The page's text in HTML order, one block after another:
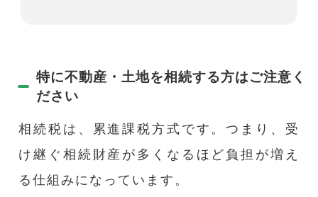
特に不動産・土地を相続する方はご注意く
ださい
相続税は、累進課税方式です。つまり、受
け継ぐ相続財産が多くなるほど負担が増え
る仕組みになっています。